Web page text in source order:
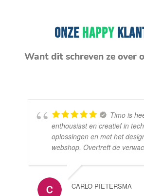
ONZEHAPPY
Want dit schreven ze over
Timo is
enthousiast en creatief in
oplossingen en met het
webshop. Overtreft de
CARLO PIETERSMA